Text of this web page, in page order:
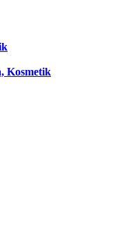
Kosmetik